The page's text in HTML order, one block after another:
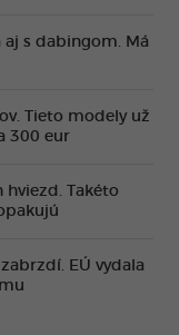
aj s dabingom. Má
Tieto modely už
300 eur
hviezd. Takéto
EÚ vydala